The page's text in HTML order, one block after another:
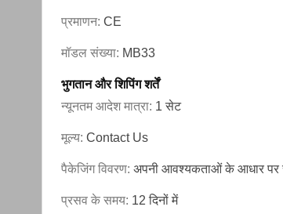
प्रमाणन: CE
मॉडल संख्या: MB33
भुगतान और शिपिंग शर्तें
न्यूनतम आदेश मात्रा: 1 सेट
मूल्य: Contact Us
पैकेजिंग विवरण: अपनी आवश्यकताओं के आधार पर
प्रसव के समय: 12 दिनों में